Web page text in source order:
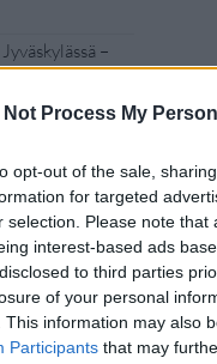
Not Process My
opt-out of the sale,
for targeted
selection. Please note
interest-based ads
to third parties
of your personal
This information may also
Participants that may
–
hurja
-näytöksessä